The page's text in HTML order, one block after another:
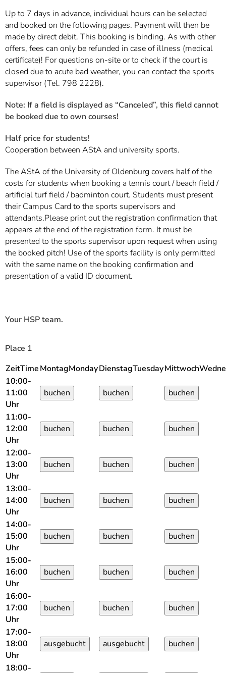
Up to 7 days in advance, individual hours can be selected
and booked on the following pages. Payment will then be
made by direct debit. This booking is binding. As with other
offers, fees can only be refunded in case of illness (medical
certificate)! For questions on-site or to check if the court is
closed due to acute bad weather, you can contact the sports
supervisor (Tel. 798 2228).
Note: If a field is displayed as “Canceled”, this field cannot
be booked due to own courses!
Half price for students!
Cooperation between AStA and university sports.
The AStA of the University of Oldenburg covers half of the
costs for students when booking a tennis court / beach field /
artificial turf field / badminton court. Students must present
their Campus Card to the sports supervisors and
attendants.Please print out the registration confirmation that
appears at the end of the registration form. It must be
presented to the sports supervisor upon request when using
the booked pitch! Use of the sports facility is only permitted
with the same name on the booking confirmation and
presentation of a valid ID document.
Your HSP team.
Place 1
ZeitTimeMontagMondayDienstagTuesdayMittwoch
10:00-
11:00
Uhr
11:00-
12:00
Uhr
12:00-
13:00
Uhr
13:00-
14:00
Uhr
14:00-
15:00
Uhr
15:00-
16:00
Uhr
16:00-
17:00
Uhr
17:00-
18:00
Uhr
18:00-